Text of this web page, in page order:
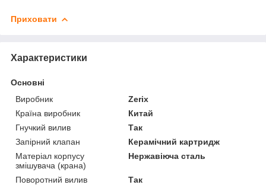
Приховати
Характеристики
Основні
Виробник
Zerix
Країна виробник
Китай
Гнучкий вилив
Так
Запірний клапан
Керамічний картридж
Матеріал корпусу
змішувача (крана)
Нержавіюча сталь
Поворотний вилив
Так